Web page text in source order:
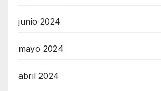
junio 2024
mayo 2024
abril 2024